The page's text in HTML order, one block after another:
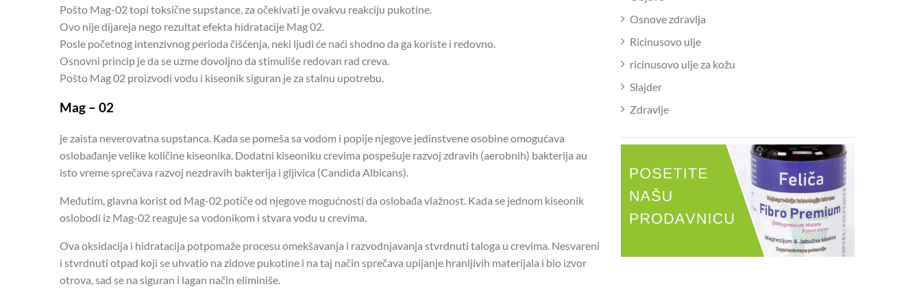
Pošto Mag-02 topi toksične supstance, za očekivati ​​je ovakvu reakciju pukotine.
Ovo nije dijareja nego rezultat efekta hidratacije Mag 02.
Posle početnog intenzivnog perioda čišćenja, neki ljudi će naći shodno da ga koriste i redovno.
Osnovni princip je da se uzme dovoljno da stimuliše redovan rad creva.
Pošto Mag 02 proizvodi vodu i kiseonik siguran je za stalnu upotrebu.
Mag – 02
je zaista neverovatna supstanca. Kada se pomeša sa vodom i popije njegove jedinstvene osobine omogućava
oslobađanje velike količine kiseonika. Dodatni kiseoniku crevima pospešuje razvoj zdravih (aerobnih) bakterija au
isto vreme sprečava razvoj nezdravih bakterija i gljivica (Candida Albicans).
Međutim, glavna korist od Mag-02 potiče od njegove mogućnosti da oslobađa vlažnost. Kada se jednom kiseonik
oslobodi iz Mag-02 reaguje sa vodonikom i stvara vodu u crevima.
Ova oksidacija i hidratacija potpomaže procesu omekšavanja i razvodnjavanja stvrdnuti taloga u crevima. Nesvareni
i stvrdnuti otpad koji se uhvatio na zidove pukotine i na taj način sprečava upijanje hranljivih materijala i bio izvor
otrova, sad se na siguran i lagan način eliminiše.
Osnove zdravlja
Ricinusovo ulje
ricinusovo ulje za kožu
Slajder
Zdravlje